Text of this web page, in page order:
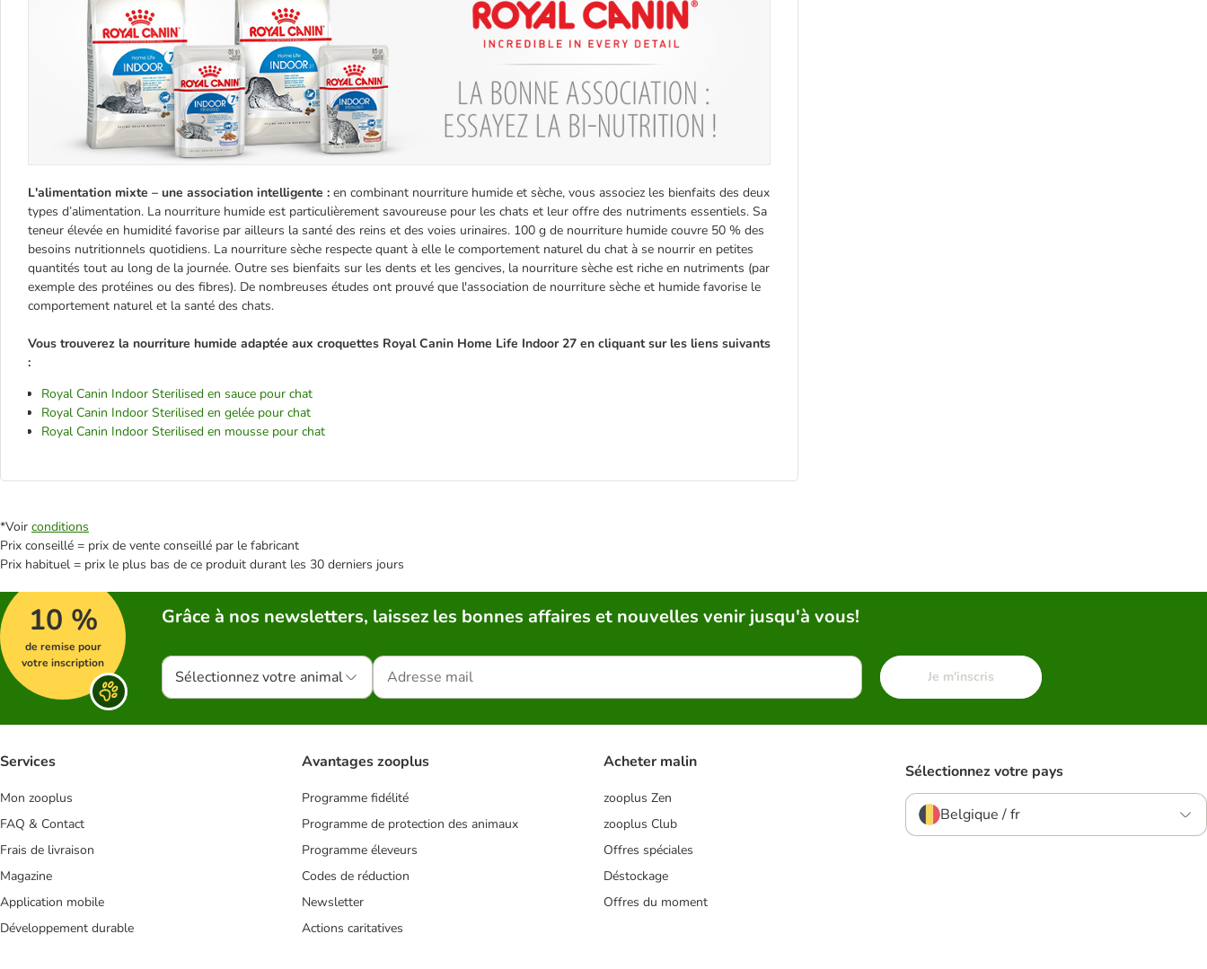
L'alimentation mixte – une association intelligente : en combinant nourriture humide et sèche, vous associez les bienfaits des deux
types d’alimentation. La nourriture humide est particulièrement savoureuse pour les chats et leur offre des nutriments essentiels. Sa
teneur élevée en humidité favorise par ailleurs la santé des reins et des voies urinaires. 100 g de nourriture humide couvre 50 % des
besoins nutritionnels quotidiens. La nourriture sèche respecte quant à elle le comportement naturel du chat à se nourrir en petites
quantités tout au long de la journée. Outre ses bienfaits sur les dents et les gencives, la nourriture sèche est riche en nutriments (par
exemple des protéines ou des fibres). De nombreuses études ont prouvé que l'association de nourriture sèche et humide favorise le
comportement naturel et la santé des chats.
Vous trouverez la nourriture humide adaptée aux croquettes Royal Canin Home Life Indoor 27 en cliquant sur les liens suivants
:
Royal Canin Indoor Sterilised en sauce pour chat
Royal Canin Indoor Sterilised en gelée pour chat
Royal Canin Indoor Sterilised en mousse pour chat
*Voir conditions
Prix conseillé = prix de vente conseillé par le fabricant
Prix habituel = prix le plus bas de ce produit durant les 30 derniers jours
10 %
de remise pour
votre inscription
Grâce à nos newsletters, laissez les bonnes affaires et nouvelles venir jusqu'à vous!
Sélectionnez votre animal Je m'inscris
Services
Mon zooplus
FAQ & Contact
Frais de livraison
Magazine
Application mobile
Développement durable
Avantages zooplus
Programme fidélité
Programme de protection des animaux
Programme éleveurs
Codes de réduction
Newsletter
Actions caritatives
Acheter malin
zooplus Zen
zooplus Club
Offres spéciales
Déstockage
Offres du moment
Sélectionnez votre pays
Belgique / fr